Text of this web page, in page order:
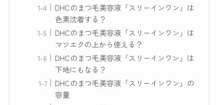
DHCのまつ毛美容液「スリーインワン」は
色素沈着する？
DHCのまつ毛美容液「スリーインワン」は
マツエクの上から使える？
DHCのまつ毛美容液「スリーインワン」は
下地にもなる？
DHCのまつ毛美容液「スリーインワン」の
容量